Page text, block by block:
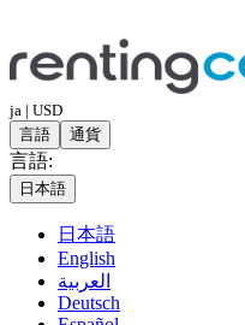
ja | USD
言語
通貨
言語:
日本語
日本語
English
العربية
Deutsch